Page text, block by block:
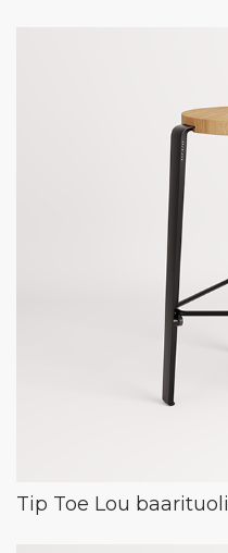
Tip Toe Lou baarituoli